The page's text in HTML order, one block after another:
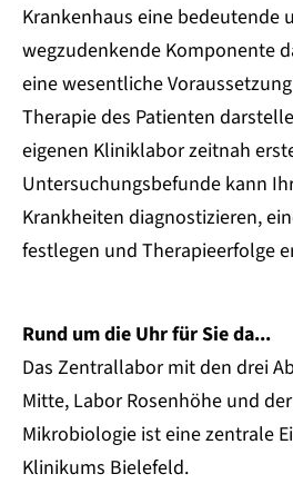
Krankenhaus eine bedeutende
wegzudenkende Komponente
eine wesentliche
Therapie des Patienten
eigenen Kliniklabor zeitnah
Untersuchungsbefunde kann
Krankheiten diagnostizieren,
festlegen und Therapieerfolge
Rund um die Uhr für Sie da...
Das Zentrallabor mit den drei
Mitte, Labor Rosenhöhe und
Mikrobiologie ist eine zentrale
Klinikums Bielefeld.